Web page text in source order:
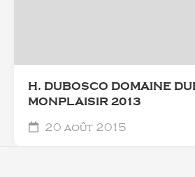
H. DUBOSCO DOMAINE
MONPLAISIR 2013
20 août 2015